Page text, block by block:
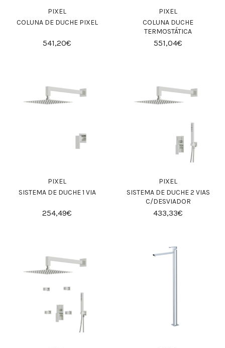
PIXEL
COLUNA DE DUCHE PIXEL
541,20€
PIXEL
COLUNA DUCHE
TERMOSTÁTICA
551,04€
PIXEL
SISTEMA DE DUCHE 1 VIA
254,49€
PIXEL
SISTEMA DE DUCHE 2 VIAS
C/DESVIADOR
433,33€